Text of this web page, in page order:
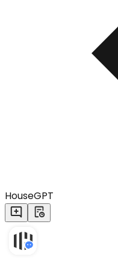
HouseGPT